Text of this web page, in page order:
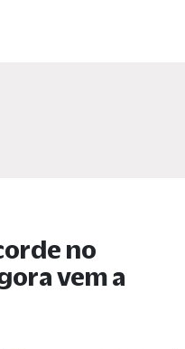
no
vem a